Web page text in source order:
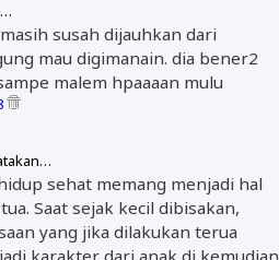
susah dijauhkan dari
mau digimanain. dia bener2
malem hpaaaan mulu
sehat memang menjadi hal
Saat sejak kecil dibisakan,
yang jika dilakukan terua
karakter dari anak di kemudian